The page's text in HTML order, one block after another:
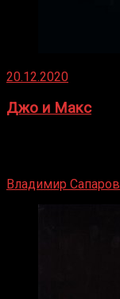
20.12.2020
Джо и Макс
Владимир Сапаров